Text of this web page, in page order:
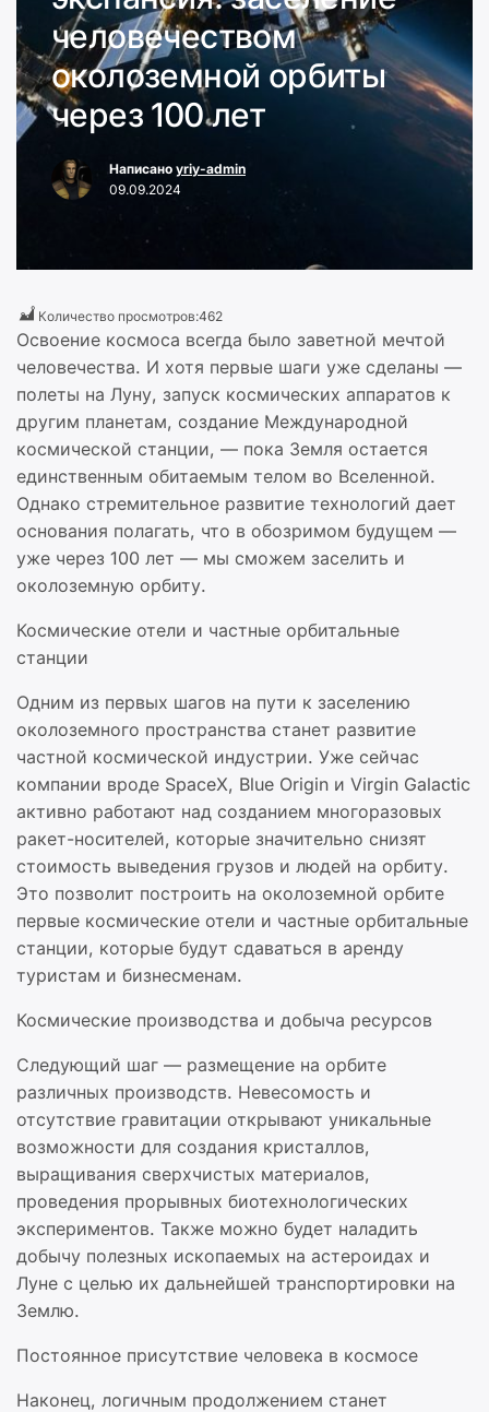
человечеством
околоземной орбиты
через 100 лет
Написано yriy-admin
09.09.2024
Количество просмотров:462
Освоение космоса всегда было заветной мечтой
человечества. И хотя первые шаги уже сделаны —
полеты на Луну, запуск космических аппаратов к
другим планетам, создание Международной
космической станции, — пока Земля остается
единственным обитаемым телом во Вселенной.
Однако стремительное развитие технологий дает
основания полагать, что в обозримом будущем —
уже через 100 лет — мы сможем заселить и
околоземную орбиту.
Космические отели и частные орбитальные
станции
Одним из первых шагов на пути к заселению
околоземного пространства станет развитие
частной космической индустрии. Уже сейчас
компании вроде SpaceX, Blue Origin и Virgin Galactic
активно работают над созданием многоразовых
ракет-носителей, которые значительно снизят
стоимость выведения грузов и людей на орбиту.
Это позволит построить на околоземной орбите
первые космические отели и частные орбитальные
станции, которые будут сдаваться в аренду
туристам и бизнесменам.
Космические производства и добыча ресурсов
Следующий шаг — размещение на орбите
различных производств. Невесомость и
отсутствие гравитации открывают уникальные
возможности для создания кристаллов,
выращивания сверхчистых материалов,
проведения прорывных биотехнологических
экспериментов. Также можно будет наладить
добычу полезных ископаемых на астероидах и
Луне с целью их дальнейшей транспортировки на
Землю.
Постоянное присутствие человека в космосе
Наконец, логичным продолжением станет